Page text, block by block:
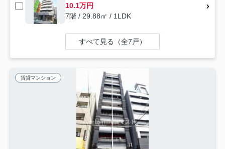
10.1万円
7階 / 29.88㎡ / 1LDK
すべて見る（全7戸）
賃貸マンション